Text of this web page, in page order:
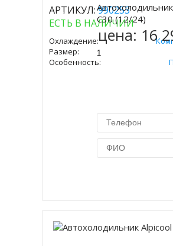
АРТИКУЛ:990253
ЕСТЬ В НАЛИЧИИ
Охлаждение:
Размер:
Особенность:
Купить
C30 (12/24)
цена: 16